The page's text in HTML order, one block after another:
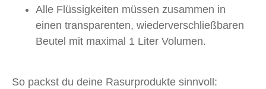
Alle Flüssigkeiten müssen zusammen in
einen transparenten, wiederverschließbaren
Beutel mit maximal 1 Liter Volumen.
So packst du deine Rasurprodukte sinnvoll: